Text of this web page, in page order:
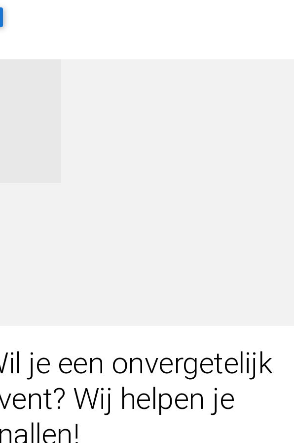
je een onvergetelijk
Wij helpen je